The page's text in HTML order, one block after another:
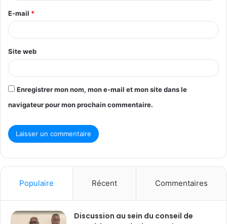
e
*
E-mail *
Site web
Enregistrer mon nom, mon e-mail et mon site dans le
navigateur pour mon prochain commentaire.
Populaire Récent Commentaires
Discussion au sein du conseil de